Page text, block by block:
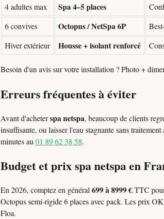
4 adultes max Spa 4–5 places
6 convives
Octopus / NetSpa 6P
Hiver extérieur
Housse + isolant renforcé
Besoin d'un avis sur votre installation ? Photo +
Erreurs fréquentes à éviter
Avant d'acheterspa netspa, beaucoup de clients
insuffisante, ou laisser l'eau stagnante sans
minutes au 01 89 62 38 58.
Budget et prix spa netspa en
En 2026, comptez en général699 à 8999 €TTC
Octopus semi-rigide 6 places avec pack. Les prix
Floa.